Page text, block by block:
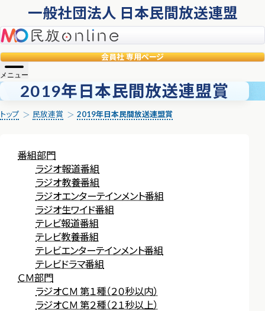
一般社団法人 日本民間放送連盟
会員社専用ページ
メニュー
2019年日本民間放送連盟賞
トップ 民放連賞 2019年日本民間放送連盟賞
番組部門
ラジオ報道番組
ラジオ教養番組
ラジオエンターテインメント番組
ラジオ生ワイド番組
テレビ報道番組
テレビ教養番組
テレビエンターテインメント番組
テレビドラマ番組
ＣＭ部門
ラジオＣＭ 第１種（２０秒以内）
ラジオＣＭ 第２種（２１秒以上）